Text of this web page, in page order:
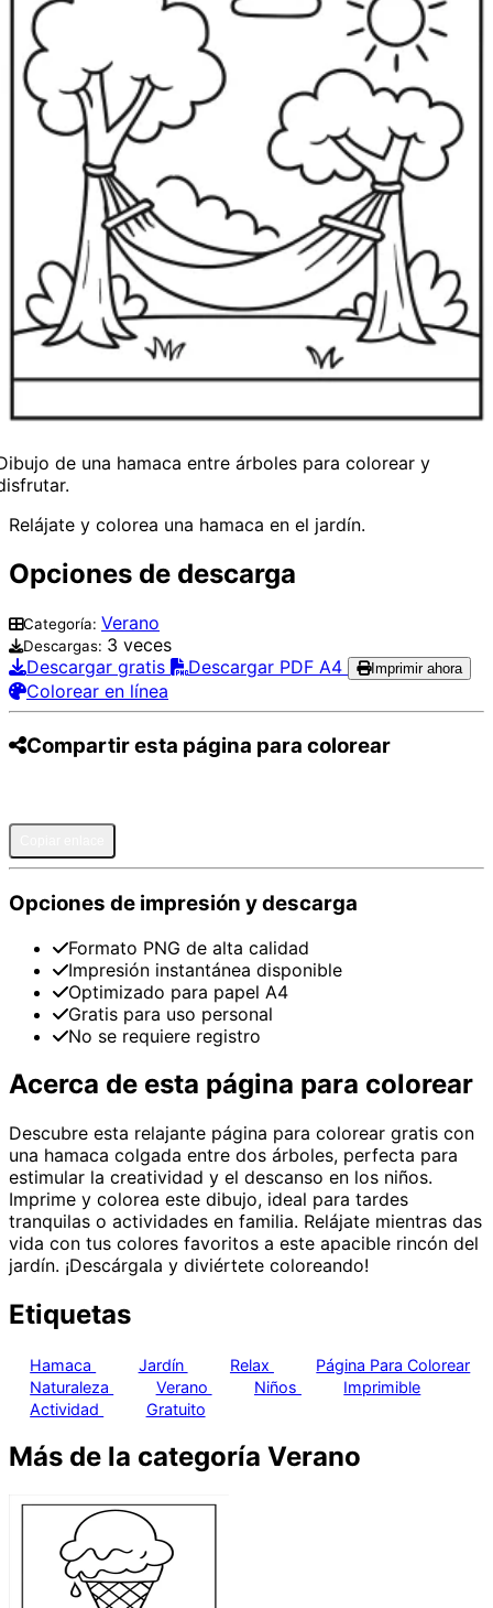
de una hamaca entre árboles para colorear y
Relájate y colorea una hamaca en el jardín.
Opciones de descarga
Categoría: Verano
Descargas: 3 veces
Descargar gratis
Descargar PDF A4 Imprimir ahora
Colorear en línea
Compartir esta página para colorear
Opciones de impresión y descarga
Formato PNG de alta calidad
Impresión instantánea disponible
Optimizado para papel A4
Gratis para uso personal
No se requiere registro
Acerca de esta página para colorear
Descubre esta relajante página para colorear gratis con
una hamaca colgada entre dos árboles, perfecta para
estimular la creatividad y el descanso en los niños.
Imprime y colorea este dibujo, ideal para tardes
tranquilas o actividades en familia. Relájate mientras das
vida con tus colores favoritos a este apacible rincón del
jardín. ¡Descárgala y diviértete coloreando!
Etiquetas
Hamaca Jardín Relax
Página Para Colorear
Naturaleza
Verano Niños
Imprimible
Actividad
Gratuito
Más de la categoría Verano